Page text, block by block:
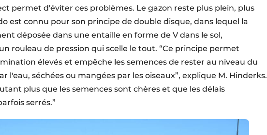
permet d'éviter ces problèmes. Le gazon reste plus plein, plus
est connu pour son principe de double disque, dans lequel la
déposée dans une entaille en forme de V dans le sol,
rouleau de pression qui scelle le tout. “Ce principe permet
élevés et empêche les semences de rester au niveau du
l'eau, séchées ou mangées par les oiseaux”, explique M. Hinderks.
plus que les semences sont chères et que les délais
serrés.”